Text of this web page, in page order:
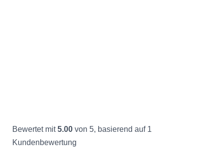
Bewertet mit5.00 von 5, basierend auf 1
Kundenbewertung